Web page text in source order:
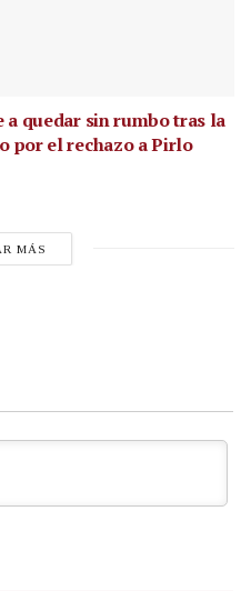
quedar sin rumbo tras la
por el rechazo a Pirlo
MÁS